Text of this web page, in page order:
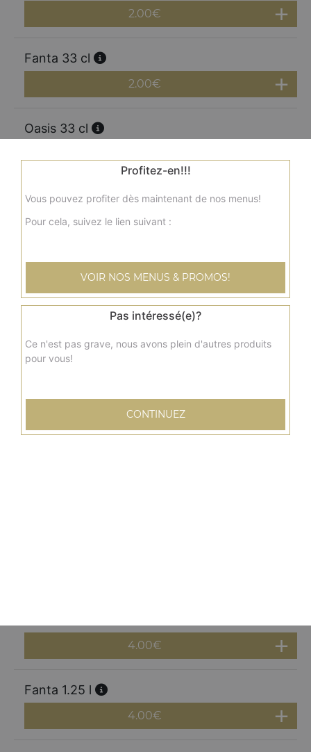
2.00€
Fanta 33 cl
2.00€
Oasis 33 cl
Ice tea 33 cl
2.00€
2.00€
7 up 33 cl
2.00€
4.00€
Fanta 1.25 l
4.00€
Profitez-en!!!
Vous pouvez profiter dès maintenant de nos menus!
Pour cela, suivez le lien suivant :
VOIR NOS MENUS & PROMOS!
Pas intéressé(e)?
Ce n'est pas grave, nous avons plein d'autres produits
pour vous!
CONTINUEZ